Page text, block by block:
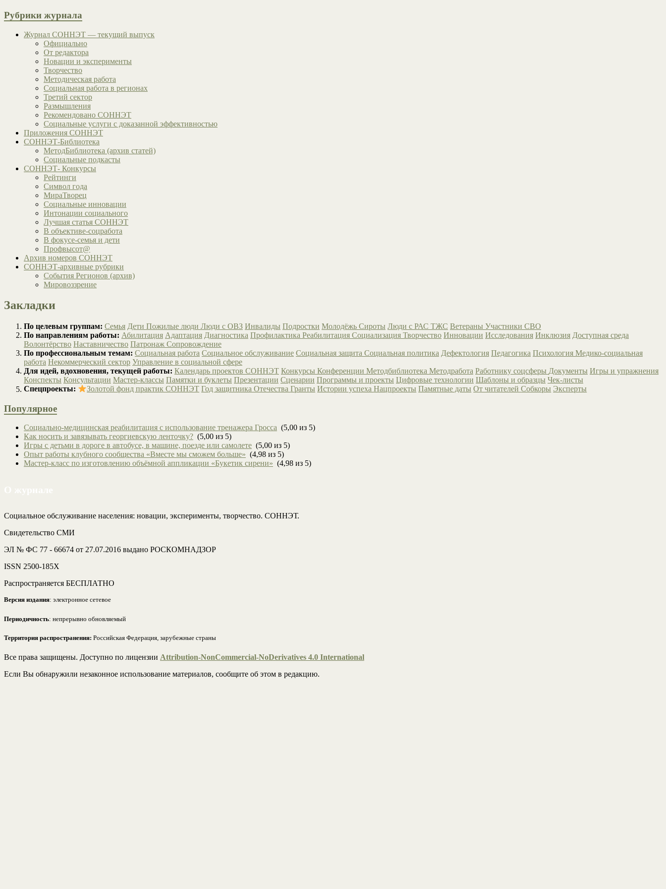
Рубрики журнала
Журнал СОННЭТ — текущий выпуск
Официально
От редактора
Новации и эксперименты
Творчество
Методическая работа
Социальная работа в регионах
Третий сектор
Размышления
Рекомендовано СОННЭТ
Социальные услуги с доказанной эффективностью
Приложения СОННЭТ
СОННЭТ-Библиотека
МетодБиблиотека (архив статей)
Социальные подкасты
СОННЭТ- Конкурсы
Рейтинги
Символ года
МираТворец
Социальные инновации
Интонации социального
Лучшая статья СОННЭТ
В объективе-соцработа
В фокусе-семья и дети
Профвысот@
Архив номеров СОННЭТ
СОННЭТ-архивные рубрики
События Регионов (архив)
Мировоззрение
Закладки
По целевым группам: Семья Дети Пожилые люди Люди с ОВЗ Инвалиды Подростки Молодёжь Сироты Люди с РАС ТЖС Ветераны Участники СВО
По направлениям работы: Абилитация Адаптация Диагностика Профилактика Реабилитация Социализация Творчество Инновации Исследования Инклюзия Доступная среда
Волонтёрство Наставничество Патронаж Сопровождение
По профессиональным темам: Социальная работа Социальное обслуживание Социальная защита Социальная политика Дефектология Педагогика Психология Медико-социальная
работа Некоммерческий сектор Управление в социальной сфере
Для идей, вдохновения, текущей работы: Календарь проектов СОННЭТ Конкурсы Конференции Методбиблиотека Методработа Работнику соцсферы Документы Игры и упражнения
Конспекты Консультации Мастер-классы Памятки и буклеты Презентации Сценарии Программы и проекты Цифровые технологии Шаблоны и образцы Чек-листы
Спецпроекты:
Золотой фонд практик СОННЭТ Год защитника ОтечестваГранты Истории успехаНацпроекты Памятные даты От читателейСобкоры Эксперты
Популярное
Социально-медицинская реабилитация с использование тренажера Гросса (5,00 из 5)
Как носить и завязывать георгиевскую ленточку? (5,00 из 5)
Игры с детьми в дороге в автобусе, в машине, поезде или самолете (5,00 из 5)
Опыт работы клубного сообщества «Вместе мы сможем больше» (4,98 из 5)
Мастер-класс по изготовлению объёмной аппликации «Букетик сирени» (4,98 из 5)
Социальное обслуживание населения: новации, эксперименты, творчество. СОННЭТ.
Свидетельство СМИ
ЭЛ № ФС 77 - 66674 от 27.07.2016 выдано РОСКОМНАДЗОР
ISSN 2500-185Х
Распространяется БЕСПЛАТНО
Версия издания: электронное сетевое
Периодичность: непрерывно обновляемый
Территория распространения: Российская Федерация, зарубежные страны
Все права защищены. Доступно по лицензии Attribution-NonCommercial-NoDerivatives 4.0 International
Если Вы обнаружили незаконное использование материалов, сообщите об этом в редакцию.